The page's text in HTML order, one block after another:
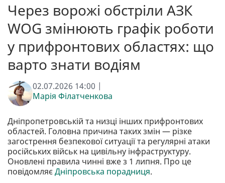
Через ворожі обстріли АЗК
WOG змінюють графік роботи
у прифронтових областях: що
варто знати водіям
02.07.2026 14:00 |
Марія Філатченкова
Дніпропетровській та низці інших прифронтових
областей. Головна причина таких змін — різке
загострення безпекової ситуації та регулярні атаки
російських військ на цивільну інфраструктуру.
Оновлені правила чинні вже з 1 липня. Про це
повідомляєДніпровська порадниця.